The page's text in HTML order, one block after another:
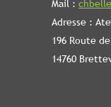
Mail :
Adresse :
196 Route
14760